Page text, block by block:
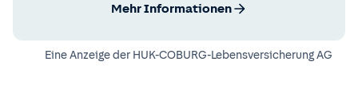
Mehr Informationen
Eine Anzeige der HUK-COBURG-Lebensversicherung AG